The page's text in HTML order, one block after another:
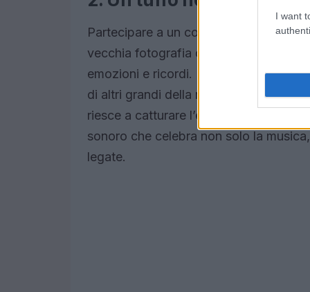
I want
Partecipare a un concerto del
vecchia fotografia di famiglia: ogni
emozioni e ricordi. Per chi ha vissuto
di altri grandi della musica italiana è
riesce a catturare l’essenza di quei
sonoro che celebra non solo la
legate.